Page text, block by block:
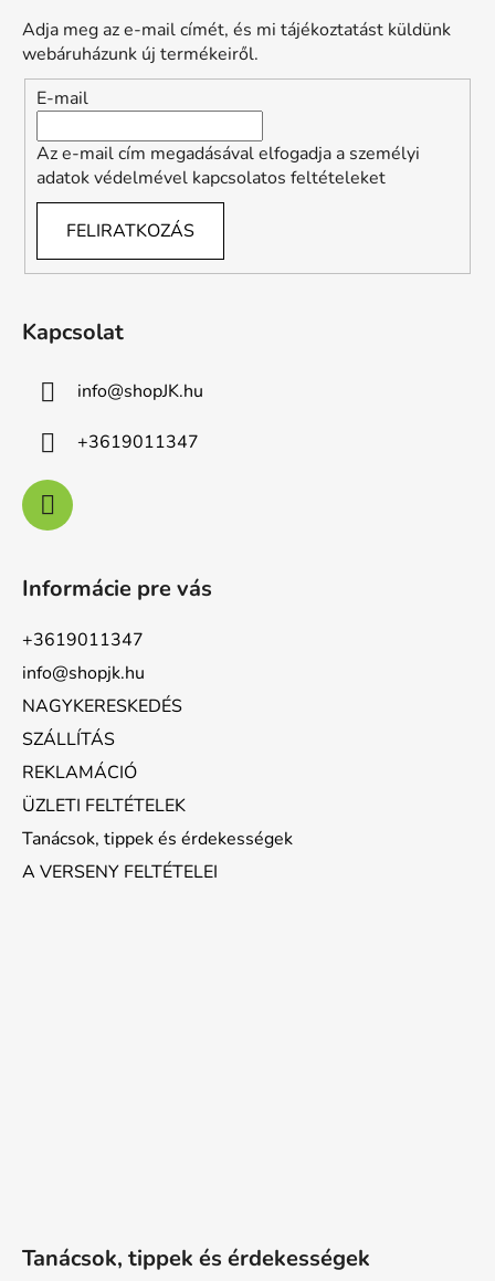
Adja meg az e-mail címét, és mi tájékoztatást küldünk
webáruházunk új termékeiről.
E-mail
Az e-mail cím megadásával elfogadja a személyi
adatok védelmével kapcsolatos feltételeket
FELIRATKOZÁS
Kapcsolat
info@shopJK.hu
+3619011347
Informácie pre vás
+3619011347
info@shopjk.hu
NAGYKERESKEDÉS
SZÁLLÍTÁS
REKLAMÁCIÓ
ÜZLETI FELTÉTELEK
Tanácsok, tippek és érdekességek
A VERSENY FELTÉTELEI
Tanácsok, tippek és érdekességek